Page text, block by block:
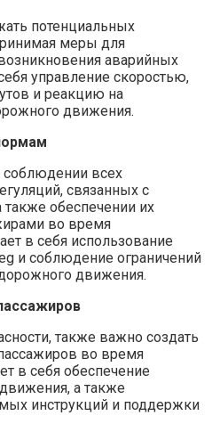
потенциальных
меры для
аварийных
управление скоростью,
и реакцию на
движения.
соблюдении всех
связанных с
обеспечении их
во время
в себя использование
и соблюдение ограничений
движения.
также важно создать
во время
в себя обеспечение
а также
инструкций и поддержки